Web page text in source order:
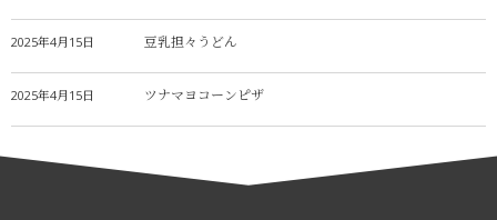
2025年4月15日 豆乳担々うどん
2025年4月15日 ツナマヨコーンピザ